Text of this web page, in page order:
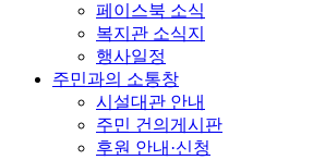
페이스북 소식
복지관 소식지
행사일정
주민과의 소통창
시설대관 안내
주민 건의게시판
후원 안내·신청